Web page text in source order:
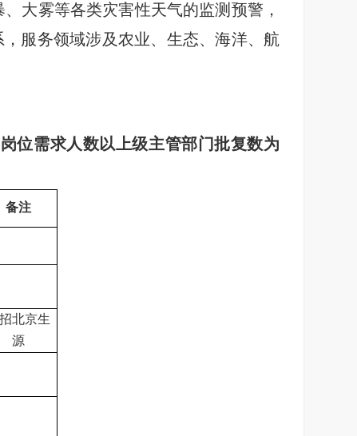
大雾等各类灾害性天气的监测预警，
服务领域涉及农业、生态、海洋、航
位需求人数以上级主管部门批复数为
备注
北京生
源